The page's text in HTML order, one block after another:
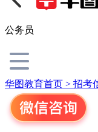
公务员
华图教育首页 > 招考